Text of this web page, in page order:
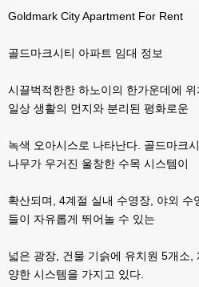
Goldmark City Apartment For Rent
골드마크시티 아파트 임대 정보
시끌벅적한한 하노이의 한가운데에
일상 생활의 먼지와 분리된 평화로운
녹색 오아시스로 나타난다. 골드마크
나무가 우거진 울창한 수목 시스템이
확산되며, 4계절 실내 수영장, 야외 수
들이 자유롭게 뛰어놀 수 있는
넓은 광장, 건물 기슭에 유치원 5개소
양한 시스템을 가지고 있다.